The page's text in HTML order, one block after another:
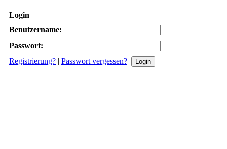
Login
Benutzername:
Passwort:
Registrierung? | Passwort vergessen?